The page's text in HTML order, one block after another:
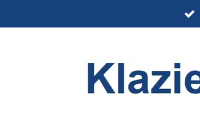
direct